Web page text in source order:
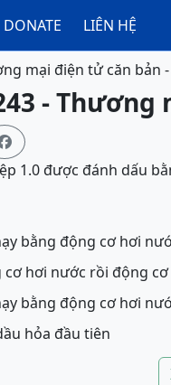
DONATE LIÊN HỆ
mại điện tử căn bản -
-
1.0 được đánh dấu
bằng động cơ hơi
cơ hơi nước rồi động
bằng động cơ hơi
hỏa đầu tiên